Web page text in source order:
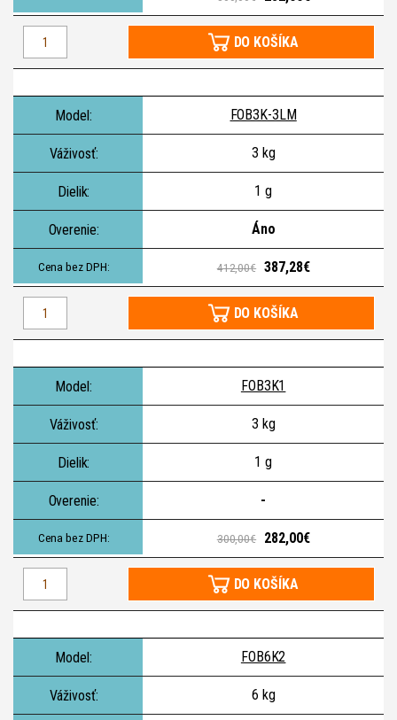
DO KOŠÍKA
FOB3K-3LM
3 kg
1 g
Áno
412,00€ 387,28€
DO KOŠÍKA
FOB3K1
3 kg
1 g
-
300,00€ 282,00€
DO KOŠÍKA
FOB6K2
6 kg